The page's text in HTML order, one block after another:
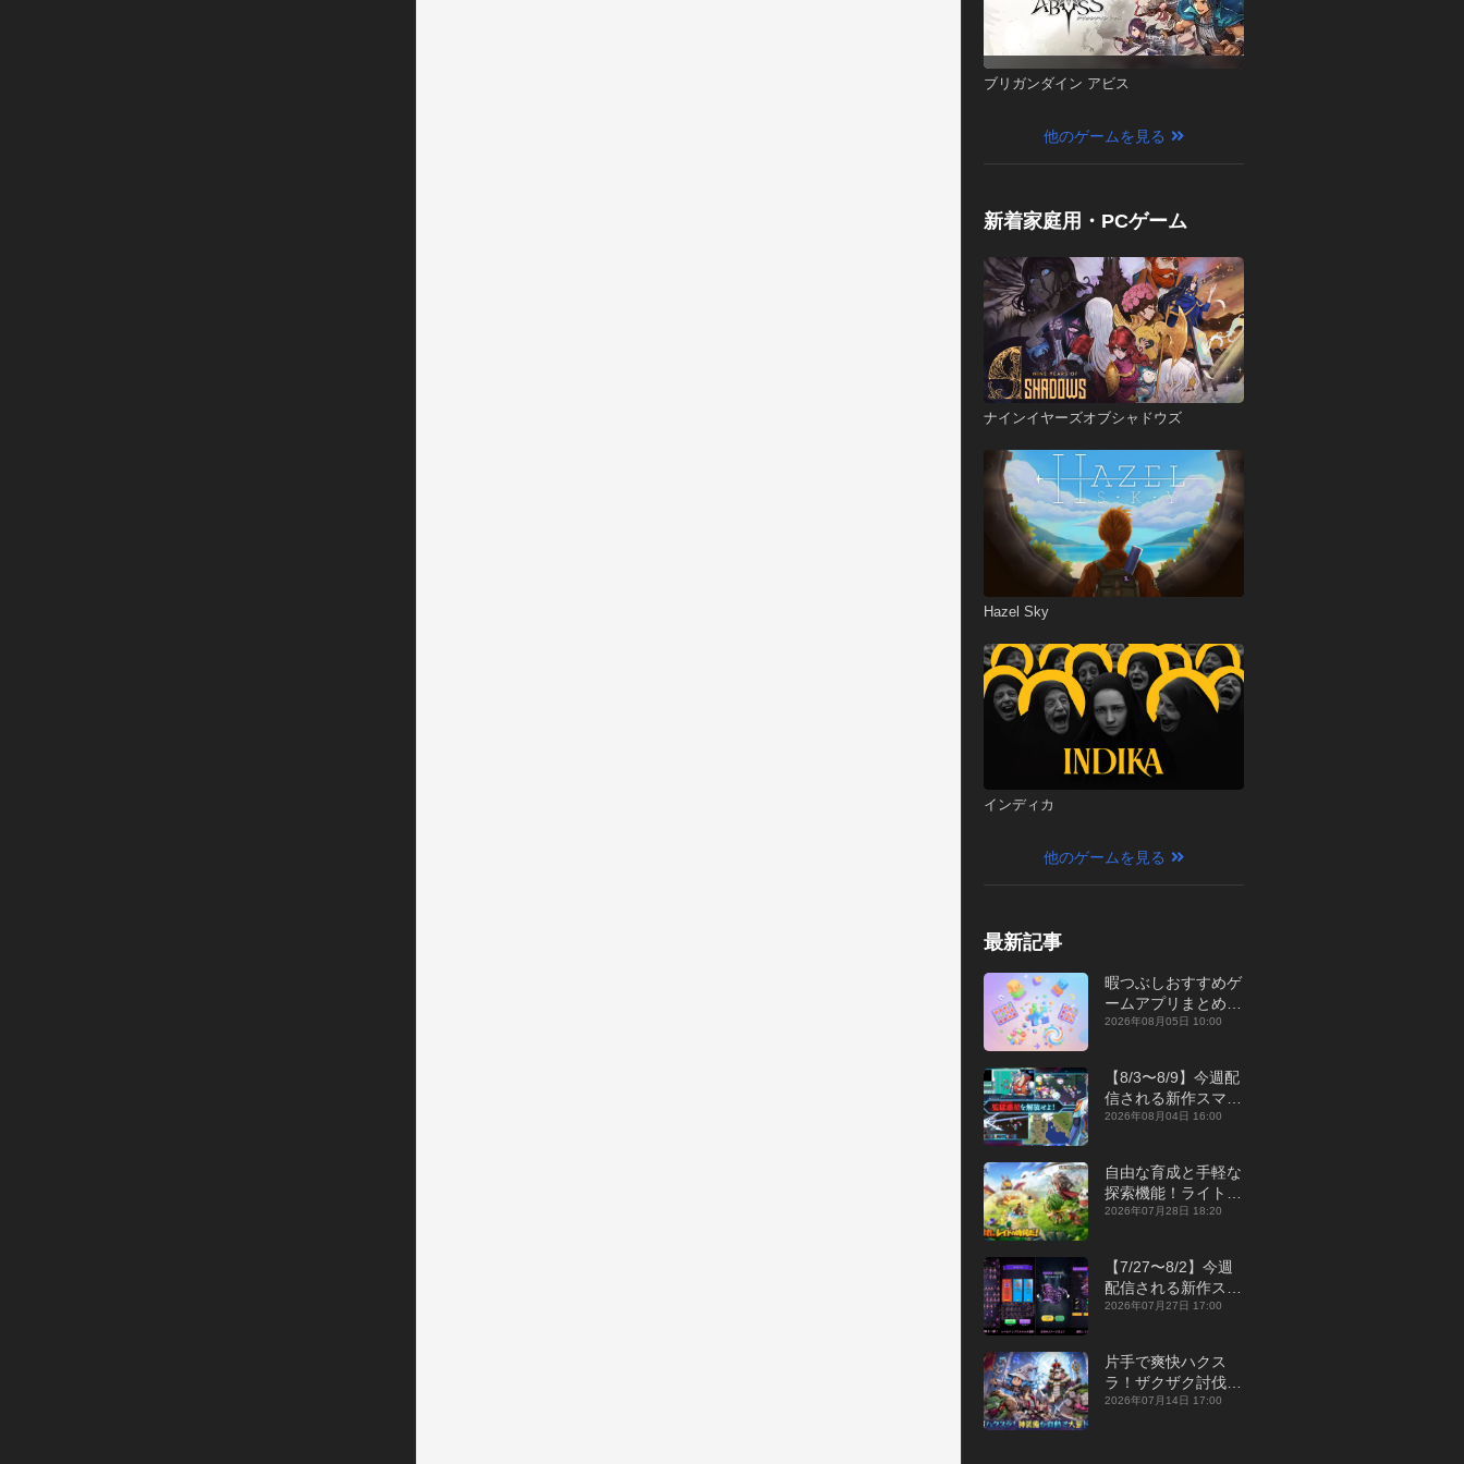
ブリガンダイン アビス
他のゲームを見る
新着家庭用・PCゲーム
ナインイヤーズオブシャドウズ
Hazel Sky
インディカ
他のゲームを見る
最新記事
暇つぶしおすすめゲ
ームアプリまとめ｜
オフライン対応あり
2026年08月05日 10:00
【8/3〜8/9】今週配
信される新作スマホ
ゲームをまとめてお
2026年08月04日 16:00
自由な育成と手軽な
探索機能！ライトカ
ジュアルMMORPG
P】
2026年07月28日 18:20
【7/27〜8/2】今週
配信される新作スマ
ホゲームをまとめて
2026年07月27日 17:00
片手で爽快ハクス
ラ！ザクザク討伐し
て神装備を集める放
2026年07月14日 17:00